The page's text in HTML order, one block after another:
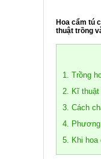
Hoa cẩm tú
thuật trồng
1. Trồng
2. Kĩ thuật
3. Cách
4. Phương
5. Khi hoa